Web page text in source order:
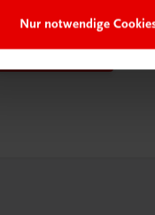
Nur notwendige
innen